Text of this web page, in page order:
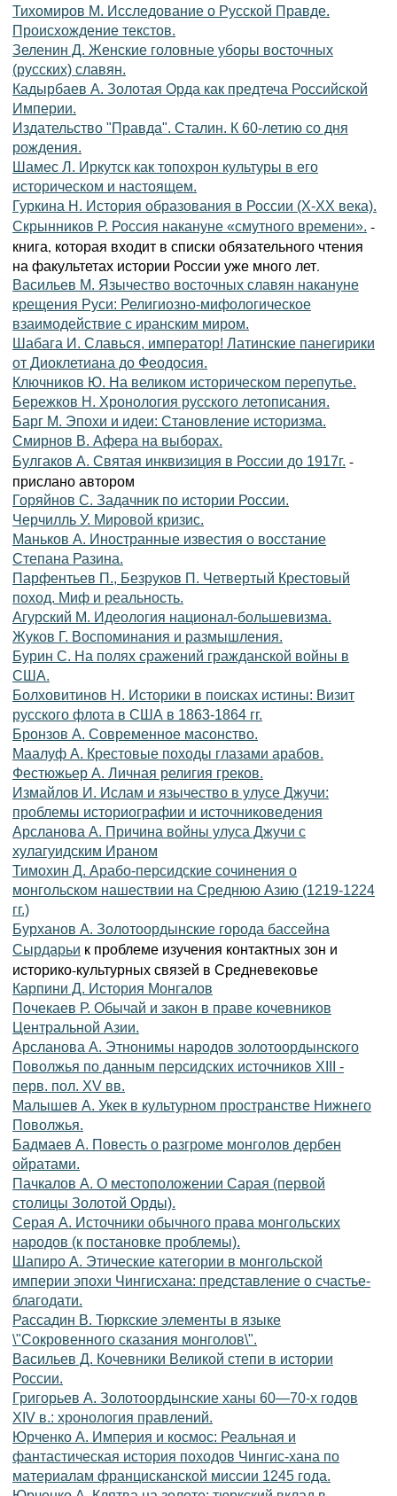
Тихомиров М. Исследование о Русской Правде.
Происхождение текстов.
Зеленин Д. Женские головные уборы восточных
(русских) славян.
Кадырбаев А. Золотая Орда как предтеча Российской
Империи.
Издательство "Правда". Сталин. К 60-летию со дня
рождения.
Шамес Л. Иркутск как топохрон культуры в его
историческом и настоящем.
Гуркина Н. История образования в России (Х-ХХ века).
Скрынников Р. Россия накануне «смутного времени». -
книга, которая входит в списки обязательного чтения
на факультетах истории России уже много лет.
Васильев М. Язычество восточных славян накануне
крещения Руси: Религиозно-мифологическое
взаимодействие с иранским миром.
Шабага И. Славься, император! Латинские панегирики
от Диоклетиана до Феодосия.
Ключников Ю. На великом историческом перепутье.
Бережков Н. Хронология русского летописания.
Барг М. Эпохи и идеи: Становление историзма.
Смирнов В. Афера на выборах.
Булгаков А. Святая инквизиция в России до 1917г. -
прислано автором
Горяйнов С. Задачник по истории России.
Черчилль У. Мировой кризис.
Маньков А. Иностранные известия о восстание
Степана Разина.
Парфентьев П., Безруков П. Четвертый Крестовый
поход. Миф и реальность.
Агурский М. Идеология национал-большевизма.
Жуков Г. Воспоминания и размышления.
Бурин С. На полях сражений гражданской войны в
США.
Болховитинов Н. Историки в поисках истины: Визит
русского флота в США в 1863-1864 гг.
Бронзов А. Современное масонство.
Маалуф А. Крестовые походы глазами арабов.
Фестюжьер А. Личная религия греков.
Измайлов И. Ислам и язычество в улусе Джучи:
проблемы историографии и источниковедения
Арсланова А. Причина войны улуса Джучи с
хулагуидским Ираном
Тимохин Д. Арабо-персидские сочинения о
монгольском нашествии на Среднюю Азию (1219-1224
гг.)
Бурханов А. Золотоордынские города бассейна
Сырдарьи к проблеме изучения контактных зон и
историко-культурных связей в Средневековье
Карпини Д. История Монгалов
Почекаев Р. Обычай и закон в праве кочевников
Центральной Азии.
Арсланова А. Этнонимы народов золотоордынского
Поволжья по данным персидских источников XIII -
перв. пол. XV вв.
Малышев А. Укек в культурном пространстве Нижнего
Поволжья.
Бадмаев А. Повесть о разгроме монголов дербен
ойратами.
Пачкалов А. О местоположении Сарая (первой
столицы Золотой Орды).
Серая А. Источники обычного права монгольских
народов (к постановке проблемы).
Шапиро А. Этические категории в монгольской
империи эпохи Чингисхана: представление о счастье-
благодати.
Рассадин В. Тюркские элементы в языке
\"Сокровенного сказания монголов\".
Васильев Д. Кочевники Великой степи в истории
России.
Григорьев А. Золотоордынские ханы 60—70-х годов
XIV в.: хронология правлений.
Юрченко А. Империя и космос: Реальная и
фантастическая история походов Чингис-хана по
материалам францисканской миссии 1245 года.